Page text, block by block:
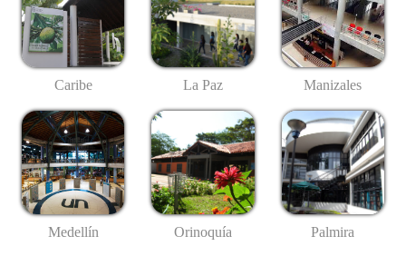
Caribe La Paz Manizales
Medellín Orinoquía Palmira